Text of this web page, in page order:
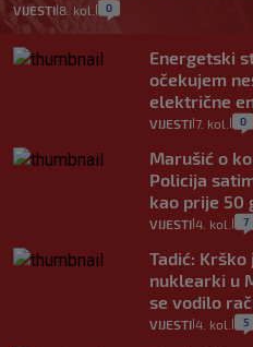
VIJESTI 8. kol. 0
Energetski
očekujem
električne
VIJESTI 7. kol. 0
Marušić o
Policija
kao prije 50
VIJESTI 4. kol. 7
Tadić:
nuklearki u
se vodilo
VIJESTI 4. kol. 5